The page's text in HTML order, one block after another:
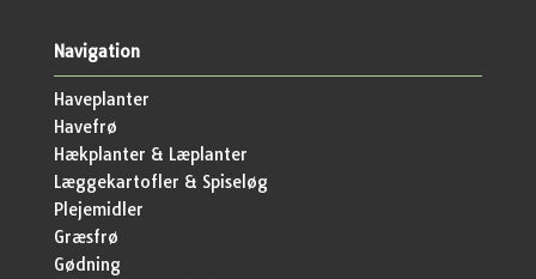
Navigation
Haveplanter
Havefrø
Hækplanter & Læplanter
Læggekartofler & Spiseløg
Plejemidler
Græsfrø
Gødning